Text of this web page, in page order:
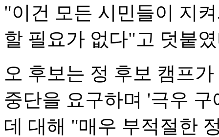
"이건 모든 시민들이 지
할 필요가 없다"고 덧붙
오 후보는 정 후보 캠프
중단을 요구하며 '극우
데 대해 "매우 부적절한